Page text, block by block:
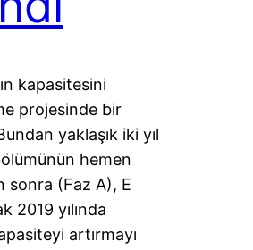
kapasitesini
projesinde bir
yaklaşık iki yıl
hemen
sonra (Faz A), E
2019 yılında
artırmayı